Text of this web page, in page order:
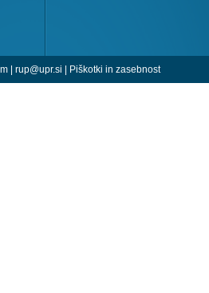
| rup@upr.si | Piškotki in zasebnost